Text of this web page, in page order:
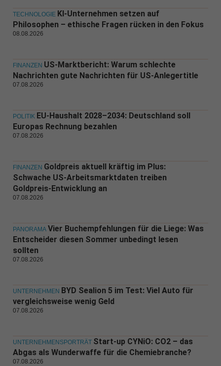
TECHNOLOGIE KI-Unternehmen setzen auf
Philosophen – ethische Fragen rücken in den Fokus
08.08.2026
FINANZEN US-Marktbericht: Warum schlechte
Nachrichten gute Nachrichten für US-Anlegertitle
07.08.2026
POLITIK EU-Haushalt 2028–2034: Deutschland soll
Europas Rechnung bezahlen
07.08.2026
FINANZEN Goldpreis aktuell kräftig im Plus:
Schwache US-Arbeitsmarktdaten treiben
Goldpreis-Entwicklung an
07.08.2026
PANORAMA Vier Buchempfehlungen für die Liege: Was
Entscheider diesen Sommer unbedingt lesen
sollten
07.08.2026
UNTERNEHMEN BYD Sealion 5 im Test: Viel Auto für
vergleichsweise wenig Geld
07.08.2026
UNTERNEHMENSPORTRÄT Start-up CYNiO: CO2 – das
Abgas als Wunderwaffe für die Chemiebranche?
07.08.2026